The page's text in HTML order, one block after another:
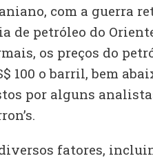
com a guerra
de petróleo do
os preços do
100 o barril, bem
por alguns
fatores,